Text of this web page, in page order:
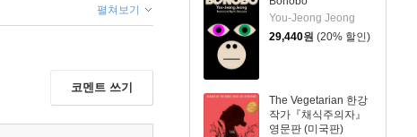
You-Jeong Jeong
29,440원 (20% 할인)
The Vegetarian 한강
작가『채식주의자』
영문판 (미국판)
펼쳐보기
코멘트 쓰기